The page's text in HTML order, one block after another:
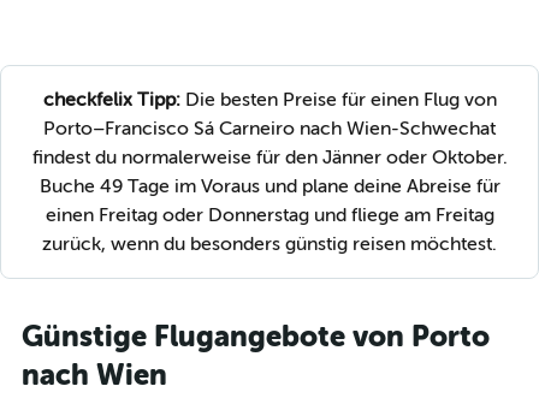
checkfelix Tipp:Die besten Preise für einen Flug von
Porto–Francisco Sá Carneiro nach Wien-Schwechat
findest du normalerweise für den Jänner oder Oktober.
Buche 49 Tage im Voraus und plane deine Abreise für
einen Freitag oder Donnerstag und fliege am Freitag
zurück, wenn du besonders günstig reisen möchtest.
Günstige Flugangebote von Porto
nach Wien